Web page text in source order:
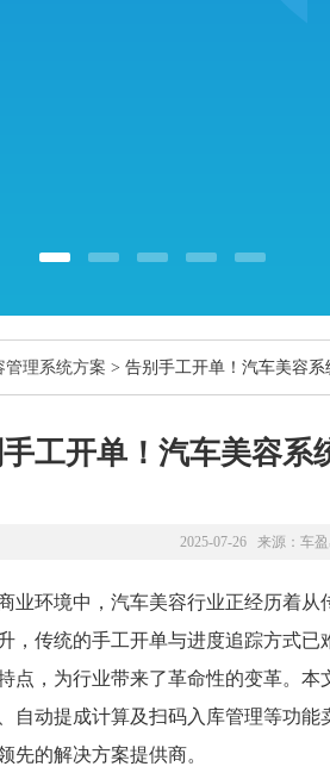
管理系统方案 > 告别手工开单！汽车美容
工开单！汽车美容系
2025-07-26 来源： 车
业环境中，汽车美容行业正经历着
，传统的手工开单与进度追踪方式已
点，为行业带来了革命性的变革。本
自动提成计算及扫码入库管理等功
先的解决方案提供商。